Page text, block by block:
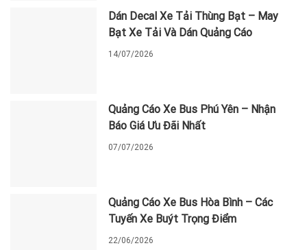
Dán Decal Xe Tải Thùng Bạt – May
Bạt Xe Tải Và Dán Quảng Cáo
14/07/2026
Quảng Cáo Xe Bus Phú Yên – Nhận
Báo Giá Ưu Đãi Nhất
07/07/2026
Quảng Cáo Xe Bus Hòa Bình – Các
Tuyến Xe Buýt Trọng Điểm
22/06/2026